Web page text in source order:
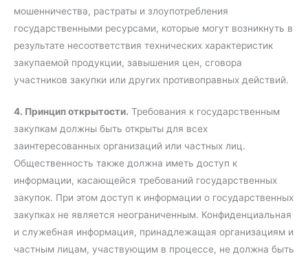
мошенничества, растраты и злоупотребления
государственными ресурсами, которые могут возникнуть в
результате несоответствия технических характеристик
закупаемой продукции, завышения цен, сговора
участников закупки или других противоправных действий.
4. Принцип открытости. Требования к государственным
закупкам должны быть открыты для всех
заинтересованных организаций или частных лиц.
Общественность также должна иметь доступ к
информации, касающейся требований государственных
закупок. При этом доступ к информации о государственных
закупках не является неограниченным. Конфиденциальная
и служебная информация, принадлежащая организациям и
частным лицам, участвующим в процессе, не должна быть